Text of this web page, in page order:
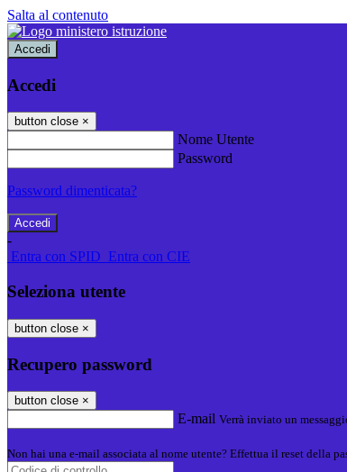
Salta al contenuto
Accedi
Accedi
button close ×
Nome Utente
Password
Password dimenticata?
-
Entra con SPID Entra con CIE
Seleziona utente
button close ×
Recupero password
button close ×
E-mail Verrà inviato un
Non hai una e-mail associata al nome utente? Effettua il reset della